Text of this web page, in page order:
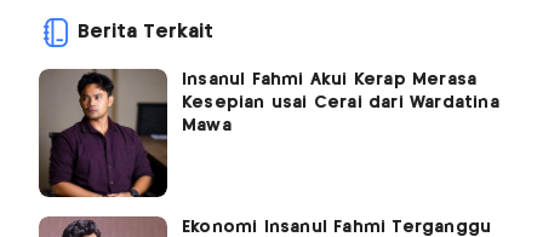
Berita Terkait
Insanul Fahmi Akui Kerap Merasa
Kesepian usai Cerai dari Wardatina
Mawa
Ekonomi Insanul Fahmi Terganggu